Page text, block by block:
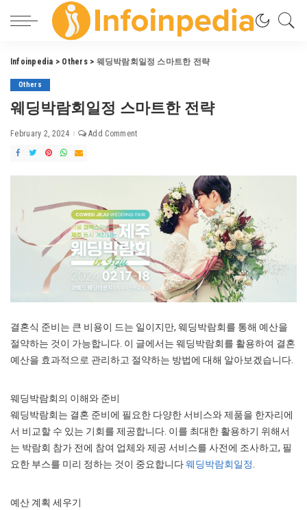
Infoinpedia > Others> 웨딩박람회일정 스마트한 전략
Others
웨딩박람회일정 스마트한 전략
February 2, 2024 Add Comment
결혼식 준비는 큰 비용이 드는 일이지만, 웨딩박람회를 통해 예산을
절약하는 것이 가능합니다. 이 글에서는 웨딩박람회를 활용하여 결혼
예산을 효과적으로 관리하고 절약하는 방법에 대해 알아보겠습니다.
웨딩박람회의 이해와 준비
웨딩박람회는 결혼 준비에 필요한 다양한 서비스와 제품을 한자리에
서 비교할 수 있는 기회를 제공합니다. 이를 최대한 활용하기 위해서
는 박람회 참가 전에 참여 업체와 제공 서비스를 사전에 조사하고, 필
요한 부스를 미리 정하는 것이 중요합니다웨딩박람회일정.
예산 계획 세우기